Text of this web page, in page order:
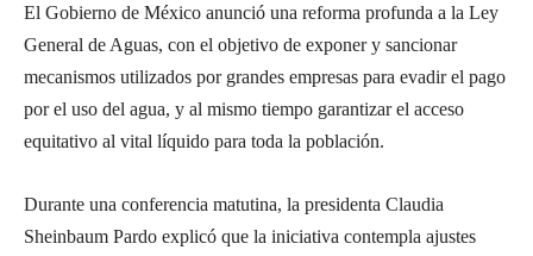
El Gobierno de México anunció una reforma profunda a la Ley
General de Aguas, con el objetivo de exponer y sancionar
mecanismos utilizados por grandes empresas para evadir el pago
por el uso del agua, y al mismo tiempo garantizar el acceso
equitativo al vital líquido para toda la población.
Durante una conferencia matutina, la presidenta Claudia
Sheinbaum Pardo explicó que la iniciativa contempla ajustes